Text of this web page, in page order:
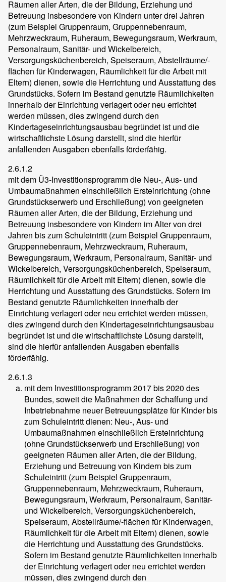
Räumen aller Arten, die der Bildung, Erziehung und
Betreuung insbesondere von Kindern unter drei Jahren
(zum Beispiel Gruppenraum, Gruppennebenraum,
Mehrzweckraum, Ruheraum, Bewegungsraum, Werkraum,
Personalraum, Sanitär- und Wickelbereich,
Versorgungsküchenbereich, Speiseraum, Abstellräume/-
flächen für Kinderwagen, Räumlichkeit für die Arbeit mit
Eltern) dienen, sowie die Herrichtung und Ausstattung des
Grundstücks. Sofern im Bestand genutzte Räumlichkeiten
innerhalb der Einrichtung verlagert oder neu errichtet
werden müssen, dies zwingend durch den
Kindertageseinrichtungsausbau begründet ist und die
wirtschaftlichste Lösung darstellt, sind die hierfür
anfallenden Ausgaben ebenfalls förderfähig.
2.6.1.2
mit dem Ü3-Investitionsprogramm die Neu-, Aus- und
Umbaumaßnahmen einschließlich Ersteinrichtung (ohne
Grundstückserwerb und Erschließung) von geeigneten
Räumen aller Arten, die der Bildung, Erziehung und
Betreuung insbesondere von Kindern im Alter von drei
Jahren bis zum Schuleintritt (zum Beispiel Gruppenraum,
Gruppennebenraum, Mehrzweckraum, Ruheraum,
Bewegungsraum, Werkraum, Personalraum, Sanitär- und
Wickelbereich, Versorgungsküchenbereich, Speiseraum,
Räumlichkeit für die Arbeit mit Eltern) dienen, sowie die
Herrichtung und Ausstattung des Grundstücks. Sofern im
Bestand genutzte Räumlichkeiten innerhalb der
Einrichtung verlagert oder neu errichtet werden müssen,
dies zwingend durch den Kindertageseinrichtungsausbau
begründet ist und die wirtschaftlichste Lösung darstellt,
sind die hierfür anfallenden Ausgaben ebenfalls
förderfähig.
2.6.1.3
mit dem Investitionsprogramm 2017 bis 2020 des
Bundes, soweit die Maßnahmen der Schaffung und
Inbetriebnahme neuer Betreuungsplätze für Kinder bis
zum Schuleintritt dienen: Neu-, Aus- und
Umbaumaßnahmen einschließlich Ersteinrichtung
(ohne Grundstückserwerb und Erschließung) von
geeigneten Räumen aller Arten, die der Bildung,
Erziehung und Betreuung von Kindern bis zum
Schuleintritt (zum Beispiel Gruppenraum,
Gruppennebenraum, Mehrzweckraum, Ruheraum,
Bewegungsraum, Werkraum, Personalraum, Sanitär-
und Wickelbereich, Versorgungsküchenbereich,
Speiseraum, Abstellräume/-flächen für Kinderwagen,
Räumlichkeit für die Arbeit mit Eltern) dienen, sowie
die Herrichtung und Ausstattung des Grundstücks.
Sofern im Bestand genutzte Räumlichkeiten innerhalb
der Einrichtung verlagert oder neu errichtet werden
müssen, dies zwingend durch den